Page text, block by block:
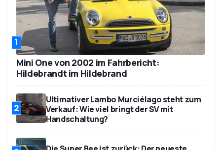
1
Mini One von 2002 im Fahrbericht:
Hildebrandt im Hildebrand
2
Ultimativer Lambo Murciélago steht zum
Verkauf: Wie viel bringt der SV mit
Handschaltung?